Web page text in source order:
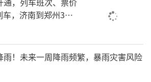
，济南到郑州3小
雨！未来一周降雨频繁，暴雨灾害风险